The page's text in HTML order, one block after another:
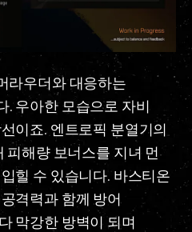
라우더와 대응하는
. 우아한 모습으로 자비
이죠. 엔트로픽 분열기의
피해량 보너스를 지녀 먼
힐 수 있습니다. 바스티온
격력과 함께 방어
막강한 방벽이 되며